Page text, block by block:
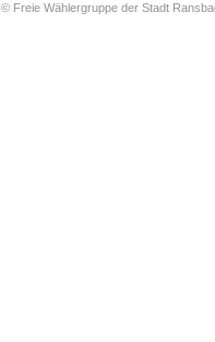
© Freie Wählergruppe der Stadt